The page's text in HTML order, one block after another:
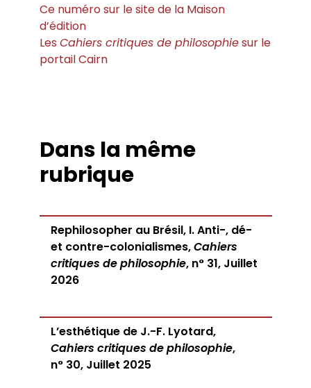
Ce numéro sur le site de la Maison
d’édition
Les Cahiers critiques de philosophiesur le
portail Cairn
Dans la même
rubrique
Rephilosopher au Brésil, I. Anti-, dé-
et contre-colonialismes,Cahiers
critiques de philosophie, n° 31, Juillet
2026
L’esthétique de J.-F. Lyotard,
Cahiers critiques de philosophie,
n° 30, Juillet 2025